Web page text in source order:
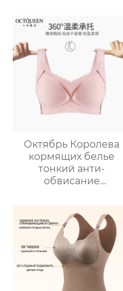
Октябрь Королева
кормящих белье
тонкий анти-
обвисание
вскармливания
специальные
материнский
бюстгальтер большая
грудь показать
маленький размер